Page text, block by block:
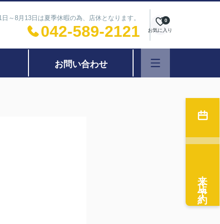
8月13日は夏季休暇の為、店休となります。
042-589-2121 お気に入り
0
お問い合わせ
来店予約